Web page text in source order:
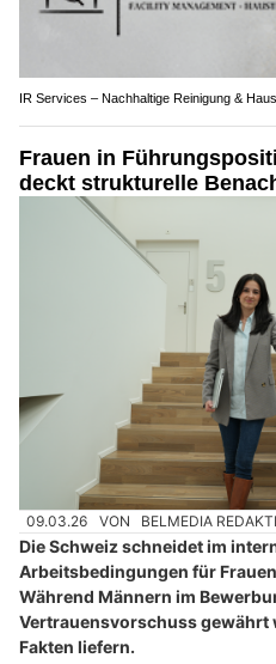
IR Services – Nachhaltige Reinigung &
Frauen in
deckt strukturelle
09.03.26 VON BELMEDIA
Die Schweiz schneidet im
Arbeitsbedingungen für
Während Männern im
Vertrauensvorschuss gewährt
Fakten liefern.